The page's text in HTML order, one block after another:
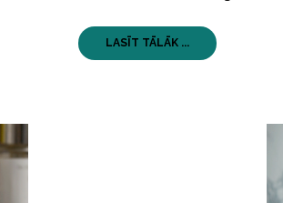
LASĪT TĀLĀK ...